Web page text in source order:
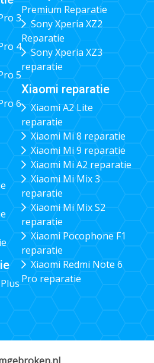
3
4
5
6
Premium Reparatie
Sony Xperia XZ2
Reparatie
Sony Xperia XZ3
reparatie
Xiaomi reparatie
Xiaomi A2 Lite
reparatie
Xiaomi Mi 8 reparatie
Xiaomi Mi 9 reparatie
Xiaomi Mi A2 reparatie
Xiaomi Mi Mix 3
reparatie
Xiaomi Mi Mix S2
reparatie
Xiaomi Pocophone F1
reparatie
Xiaomi Redmi Note 6
Pro reparatie